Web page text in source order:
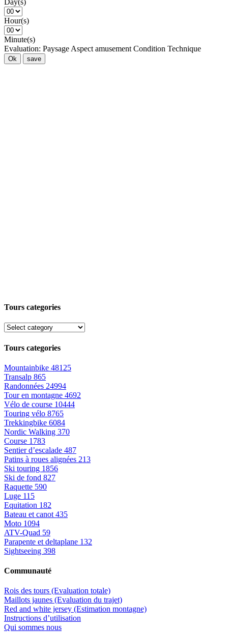
Hour(s)
Minute(s)
Evaluation: Paysage Aspect amusement Condition Technique
Ok save
Tours categories
Tours categories
Mountainbike 48125
Transalp 865
Randonnées 24994
Tour en montagne 4692
Vélo de course 10444
Touring vélo 8765
Trekkingbike 6084
Nordic Walking 370
Course 1783
Sentier d’escalade 487
Patins à roues alignées 213
Ski touring 1856
Ski de fond 827
Raquette 590
Luge 115
Equitation 182
Bateau et canot 435
Moto 1094
ATV-Quad 59
Parapente et deltaplane 132
Sightseeing 398
Communauté
Rois des tours (Evaluation totale)
Maillots jaunes (Evaluation du trajet)
Red and white jersey (Estimation montagne)
Instructions d’utilisation
Qui sommes nous